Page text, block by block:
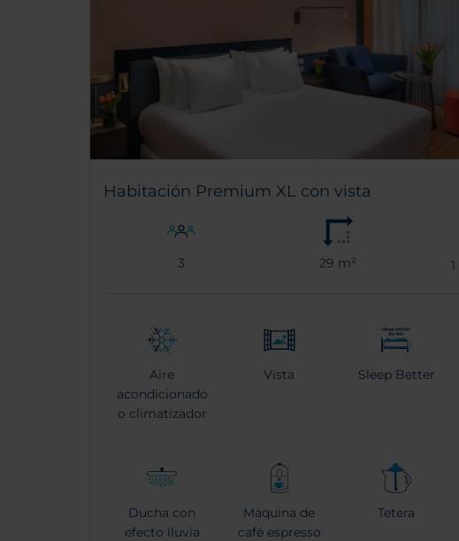
Habitación Premium XL con vista
3 29 m² 1
Aire
acondicionado
o climatizador
Vista Sleep Better
Ducha con
efecto lluvia
Máquina de
café espresso
Tetera